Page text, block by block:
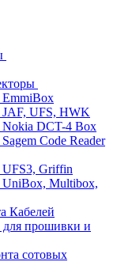
UFS, HWK
DCT-4 Box
Code Reader
Griffin
Multibox,
Кабелей
для прошивки и
сотовых